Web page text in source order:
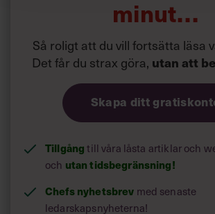
minut…
Så roligt att du vill fortsätta läsa
Det får du strax göra, utan att
Skapa ditt
Tillgångtill våra låsta artiklar och
och utan tidsbegränsning!
Chefs nyhetsbrev med senaste
ledarskapsnyheterna!